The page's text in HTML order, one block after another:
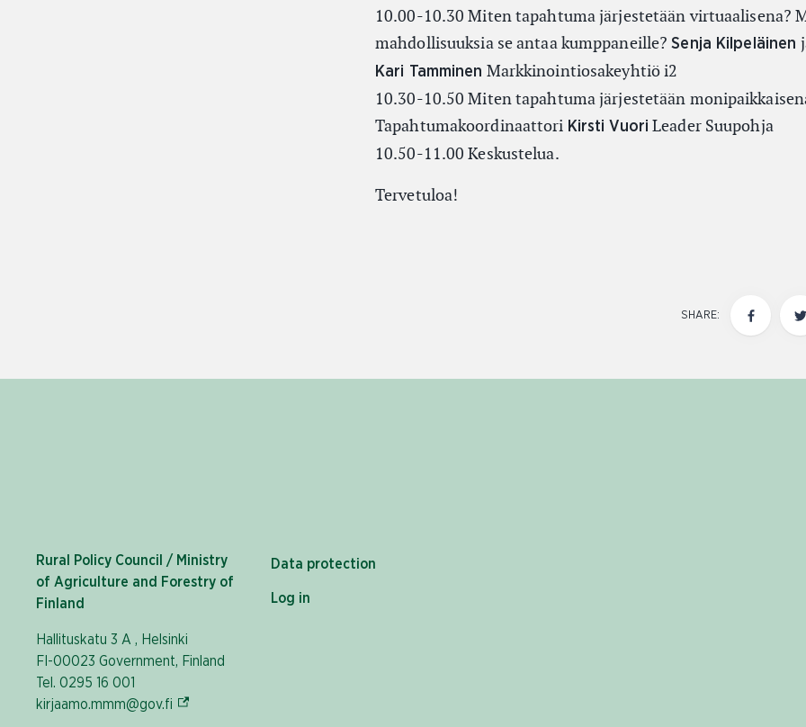
10.00-10.30 Miten tapahtuma järjestetään virtuaalisena?
mahdollisuuksia se antaa kumppaneille?Senja Kilpeläinen
Kari Tamminen Markkinointiosakeyhtiö i2
10.30-10.50 Miten tapahtuma järjestetään
Tapahtumakoordinaattori Kirsti Vuori Leader Suupohja
10.50-11.00 Keskustelua.
Tervetuloa!
SHARE:
Rural Policy Council / Ministry
of Agriculture and Forestry of
Finland
Hallituskatu 3 A , Helsinki
FI-00023 Government, Finland
Tel. 0295 16 001
kirjaamo.mmm@gov.fi (External link)
Data protection
Log in